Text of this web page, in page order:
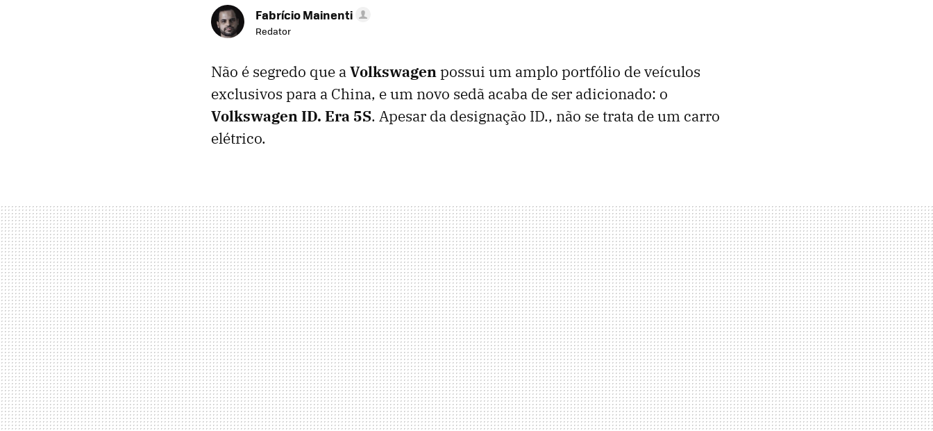
Fabrício Mainenti
Redator
Não é segredo que aVolkswagenpossui um amplo portfólio de veículos
exclusivos para a China, e um novo sedã acaba de ser adicionado: o
Volkswagen ID. Era 5S. Apesar da designação ID., não se trata de um carro
elétrico.